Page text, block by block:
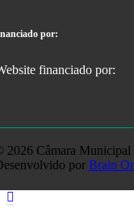
por:
2026 Câmara Municipal
por Brain